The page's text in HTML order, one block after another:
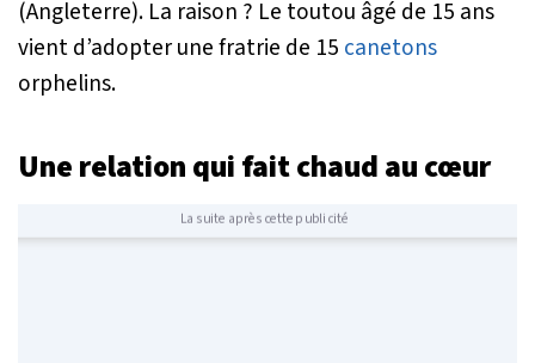
(Angleterre). La raison ? Le toutou âgé de 15 ans
vient d’adopter une fratrie de 15 canetons
orphelins.
Une relation qui fait chaud au cœur
La suite après cette publicité